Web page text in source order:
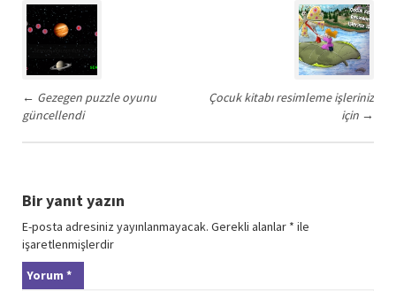
navigation
← Gezegen puzzle oyunu
güncellendi
Çocuk kitabı resimleme işleriniz
için →
Bir yanıt yazın
E-posta adresiniz yayınlanmayacak. Gerekli alanlar * ile
işaretlenmişlerdir
Yorum *